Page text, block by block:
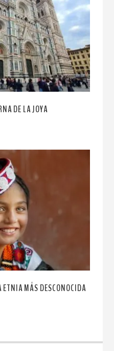
DE LA JOYA
ETNIA MÁS DESCONOCIDA